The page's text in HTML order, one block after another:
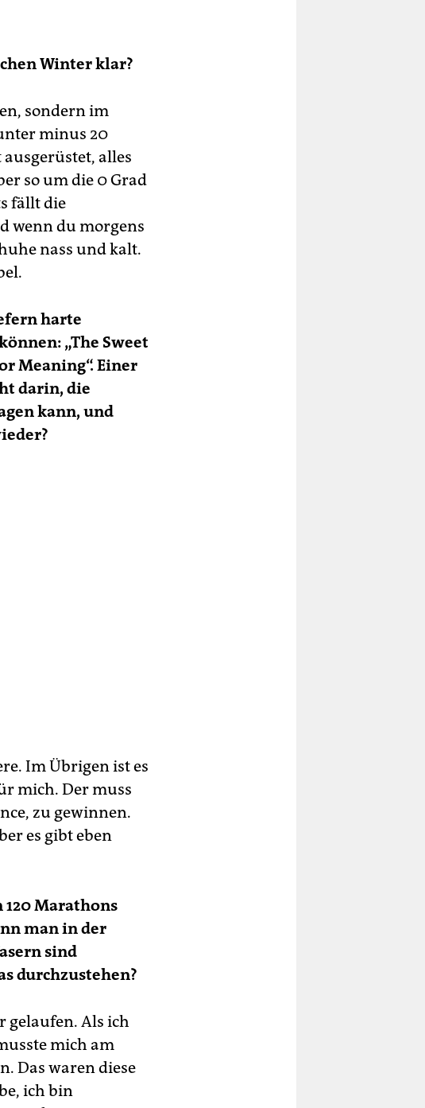
Winter klar?
sondern im
minus 20
alles
so um die 0 Grad
fällt die
wenn du morgens
nass und kalt.
harte
„The Sweet
Mea­ning“. Einer
darin, die
kann, und
Im Übrigen ist es
mich. Der muss
zu gewinnen.
es gibt eben
120 Marathons
man in der
sind
durchzustehen?
gelaufen. Als ich
mich am
Das waren diese
ich bin